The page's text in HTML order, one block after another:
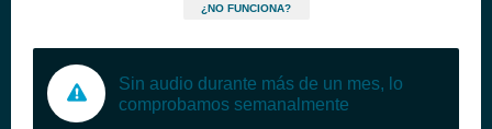
¿NO FUNCIONA?
Sin audio durante más de un mes, lo
comprobamos semanalmente